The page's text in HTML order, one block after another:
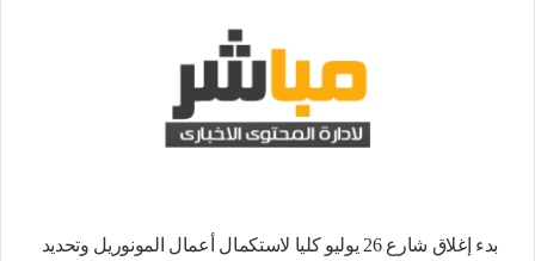
بدء إغلاق شارع 26 يوليو كليا لاستكمال أعمال المونوريل وتحديد